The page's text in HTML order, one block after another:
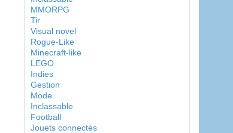
MMORPG
Tir
Visual novel
Rogue-Like
Minecraft-like
LEGO
Indies
Gestion
Mode
Inclassable
Football
Jouets connectés